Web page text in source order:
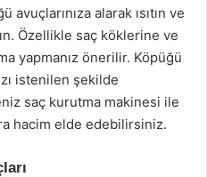
avuçlarınıza alarak ısıtın ve
Özellikle saç köklerine ve
yapmanız önerilir. Köpüğü
istenilen şekilde
saç kurutma makinesi ile
hacim elde edebilirsiniz.